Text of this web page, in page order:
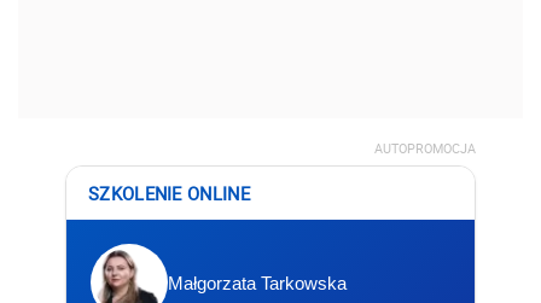
AUTOPROMOCJA
SZKOLENIE ONLINE
Małgorzata Tarkowska